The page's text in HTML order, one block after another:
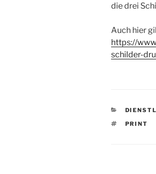
die drei
Auch hier
https://
schilder-
PRINT